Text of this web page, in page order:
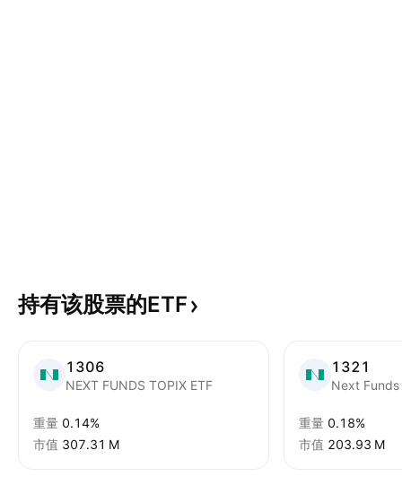
持有该股票的ETF
1306
NEXT FUNDS TOPIX ETF
重量 0.14%
市值 ‪307.31 M‬
1321
Next
重量 0.18%
市值 ‪203.93 M‬